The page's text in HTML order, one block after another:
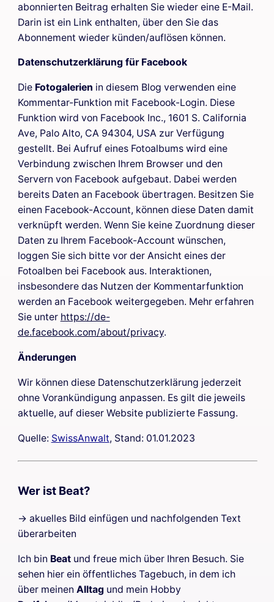
abonnierten Beitrag erhalten Sie wieder eine E-Mail.
Darin ist ein Link enthalten, über den Sie das
Abonnement wieder künden/auflösen können.
Datenschutzerklärung für Facebook
Die Fotogalerien in diesem Blog verwenden eine
Kommentar-Funktion mit Facebook-Login. Diese
Funktion wird von Facebook Inc., 1601 S. California
Ave, Palo Alto, CA 94304, USA zur Verfügung
gestellt. Bei Aufruf eines Fotoalbums wird eine
Verbindung zwischen Ihrem Browser und den
Servern von Facebook aufgebaut. Dabei werden
bereits Daten an Facebook übertragen. Besitzen Sie
einen Facebook-Account, können diese Daten damit
verknüpft werden. Wenn Sie keine Zuordnung dieser
Daten zu Ihrem Facebook-Account wünschen,
loggen Sie sich bitte vor der Ansicht eines der
Fotoalben bei Facebook aus. Interaktionen,
insbesondere das Nutzen der Kommentarfunktion
werden an Facebook weitergegeben. Mehr erfahren
Sie unter https://de-
de.facebook.com/about/privacy.
Änderungen
Wir können diese Datenschutzerklärung jederzeit
ohne Vorankündigung anpassen. Es gilt die jeweils
aktuelle, auf dieser Website publizierte Fassung.
Quelle: SwissAnwalt, Stand: 01.01.2023
Wer ist Beat?
-> akuelles Bild einfügen und nachfolgenden Text
überarbeiten
Ich bin Beatund freue mich über Ihren Besuch. Sie
sehen hier ein öffentliches Tagebuch, in dem ich
über meinen Alltag und mein Hobby